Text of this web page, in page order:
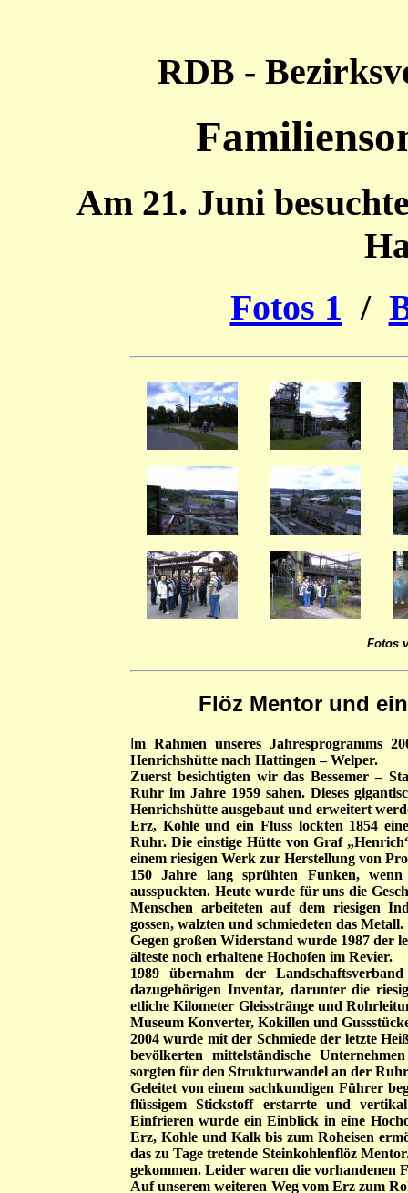
RDB -
Am 21. Juni
Fotos 1 /
Fotos
Flöz Mentor und
m Rahmen unseres Jahresprogramms
Henrichshütte nach Hattingen – Welper.
Zuerst besichtigten wir das Bessemer –
Ruhr im Jahre 1959 sahen. Dieses
Henrichshütte ausgebaut und erweitert
Erz, Kohle und ein Fluss lockten 1854
Ruhr. Die einstige Hütte von Graf
einem riesigen Werk zur Herstellung von
150 Jahre lang sprühten Funken,
ausspuckten. Heute wurde für uns die
Menschen arbeiteten auf dem riesigen
gossen, walzten und schmiedeten das Metall.
Gegen großen Widerstand wurde 1987 der
älteste noch erhaltene Hochofen im Revier.
1989 übernahm der
dazugehörigen Inventar, darunter die
etliche Kilometer Gleisstränge und
Museum Konverter, Kokillen und
2004 wurde mit der Schmiede der letzte
bevölkerten mittelständische
sorgten für den Strukturwandel an der
Geleitet von einem sachkundigen Führer
flüssigem Stickstoff erstarrte und
Einfrieren wurde ein Einblick in eine
Erz, Kohle und Kalk bis zum Roheisen
das zu Tage tretende Steinkohlenflöz
gekommen. Leider waren die vorhandenen
Auf unserem weiteren Weg vom Erz zum